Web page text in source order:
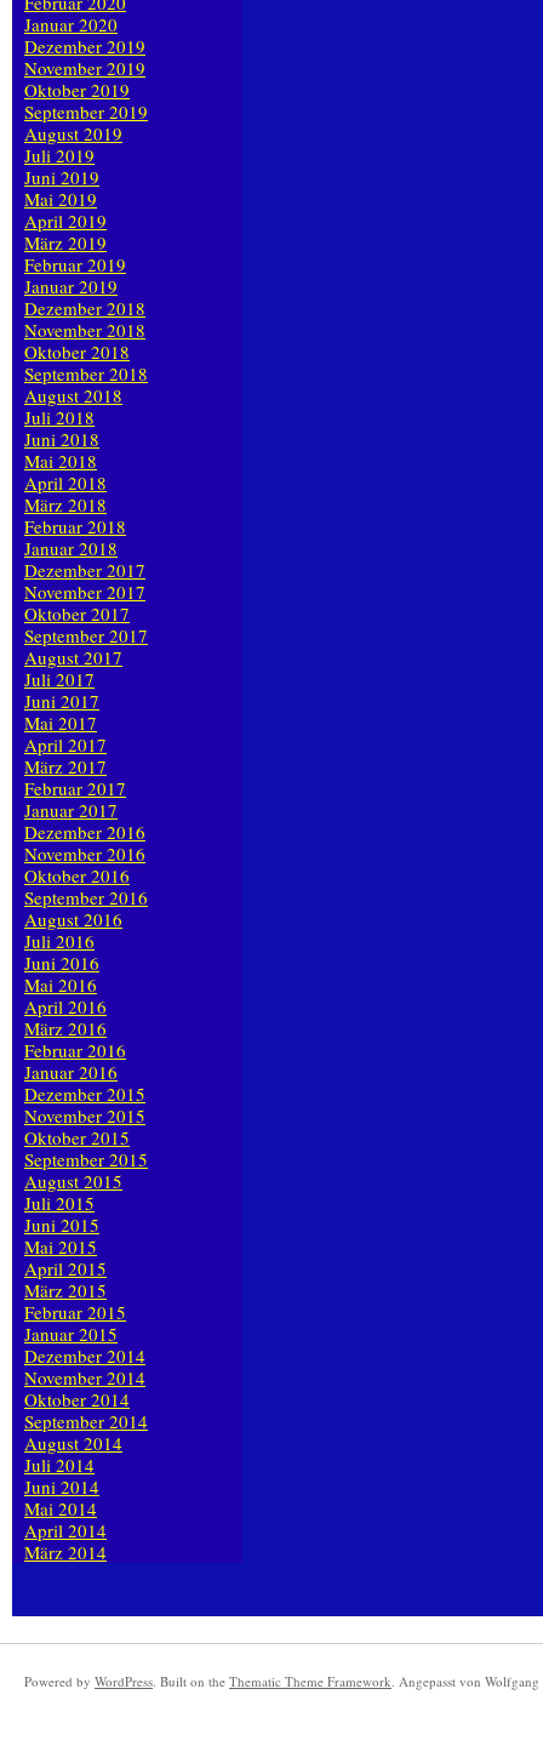
Januar 2020
Dezember 2019
November 2019
Oktober 2019
September 2019
August 2019
Juli 2019
Juni 2019
Mai 2019
April 2019
März 2019
Februar 2019
Januar 2019
Dezember 2018
November 2018
Oktober 2018
September 2018
August 2018
Juli 2018
Juni 2018
Mai 2018
April 2018
März 2018
Februar 2018
Januar 2018
Dezember 2017
November 2017
Oktober 2017
September 2017
August 2017
Juli 2017
Juni 2017
Mai 2017
April 2017
März 2017
Februar 2017
Januar 2017
Dezember 2016
November 2016
Oktober 2016
September 2016
August 2016
Juli 2016
Juni 2016
Mai 2016
April 2016
März 2016
Februar 2016
Januar 2016
Dezember 2015
November 2015
Oktober 2015
September 2015
August 2015
Juli 2015
Juni 2015
Mai 2015
April 2015
März 2015
Februar 2015
Januar 2015
Dezember 2014
November 2014
Oktober 2014
September 2014
August 2014
Juli 2014
Juni 2014
Mai 2014
April 2014
März 2014
Powered by WordPress. Built on the Thematic Theme Framework. Angepasst von